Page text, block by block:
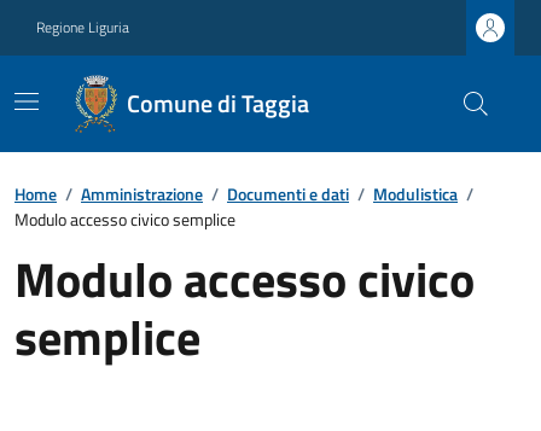
Regione Liguria
Comune di Taggia
Home / Amministrazione / Documenti e dati / Modulistica /
Modulo accesso civico semplice
Modulo accesso civico
semplice